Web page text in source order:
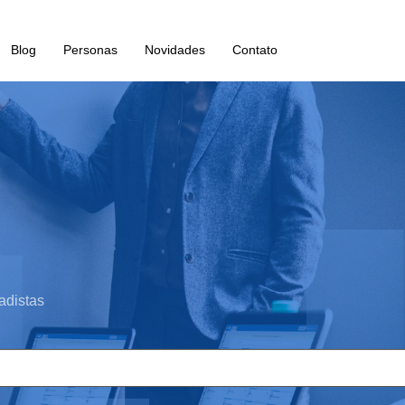
Blog Personas Novidades Contato